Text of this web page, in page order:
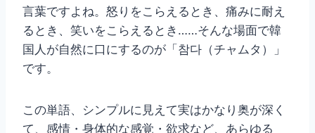
言葉ですよね。怒りをこらえるとき、痛みに耐え
るとき、笑いをこらえるとき……そんな場面で韓
国人が自然に口にするのが「참다（チャムタ）」
です。
この単語、シンプルに見えて実はかなり奥が深く
て、感情・身体的な感覚・欲求など、あらゆる